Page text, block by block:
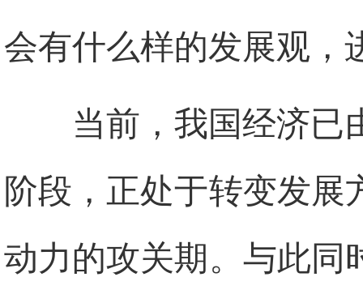
会有什么样的发展观，
当前，我国经济已
阶段，正处于转变发
动力的攻关期。与此同